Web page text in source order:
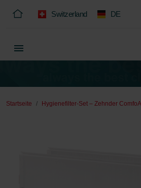
Switzerland DE
Startseite Hygienefilter-Set – Zehnder